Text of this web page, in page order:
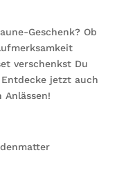
Geschenk? Ob
verschenkst Du
jetzt auch
Anlässen!